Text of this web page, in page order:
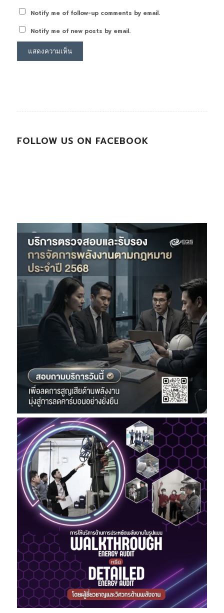
Notify me of follow-up comments by email.
Notify me of new posts by email.
FOLLOW US ON FACEBOOK